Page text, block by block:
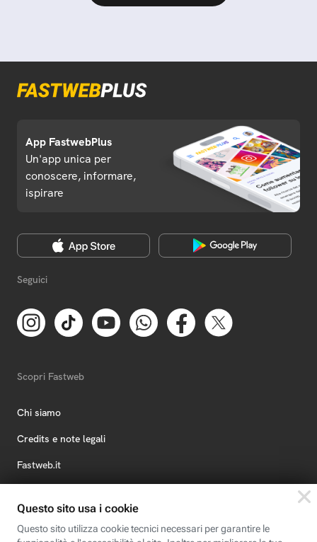
App FastwebPlus
Un'app unica per
conoscere, informare,
ispirare
Seguici
Scopri Fastweb
Chi siamo
Credits e note legali
Fastweb.it
Fastweb Digital Academy